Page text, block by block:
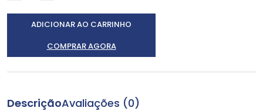
ADICIONAR AO CARRINHO
COMPRAR AGORA
DescriçãoAvaliações (0)